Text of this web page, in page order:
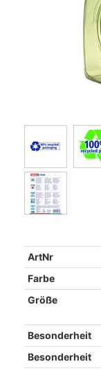
ArtNr
Farbe
Größe
Besonderheit
Besonderheit